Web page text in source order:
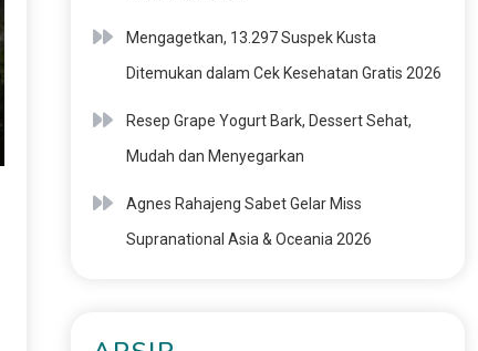
Mengagetkan, 13.297 Suspek Kusta
Ditemukan dalam Cek Kesehatan Gratis 2026
Resep Grape Yogurt Bark, Dessert Sehat,
Mudah dan Menyegarkan
Agnes Rahajeng Sabet Gelar Miss
Supranational Asia & Oceania 2026